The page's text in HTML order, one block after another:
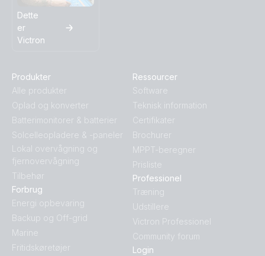
Dette
er
Victron
Produkter
Alle produkter
Oplad og konverter
Batterimonitorer & batterier
Solcelleopladere & -paneler
Lokal overvågning og
fjernovervågning
Tilbehør
Forbrug
Energi opbevaring
Backup og Off-grid
Marine
Fritidskøretøjer
Ressourcer
Software
Teknisk information
Certifikater
Brochurer
MPPT-beregner
Prisliste
Professionel
Træning
Udstillere
Victron Professionel
Community forum
Login